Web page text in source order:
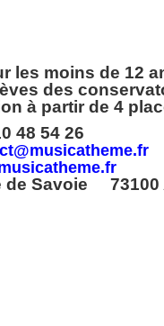
les moins de 12
des
partir de 4
48 54 26
73100 Aix